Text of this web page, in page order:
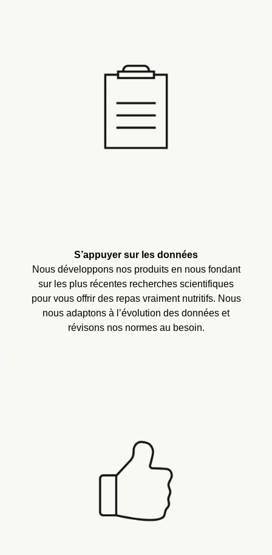
S’appuyer sur les données
Nous développons nos produits en nous fondant
sur les plus récentes recherches scientifiques
pour vous offrir des repas vraiment nutritifs. Nous
nous adaptons à l’évolution des données et
révisons nos normes au besoin.